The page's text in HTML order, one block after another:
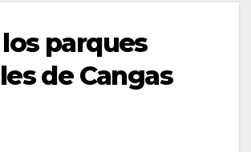
parques
de Cangas